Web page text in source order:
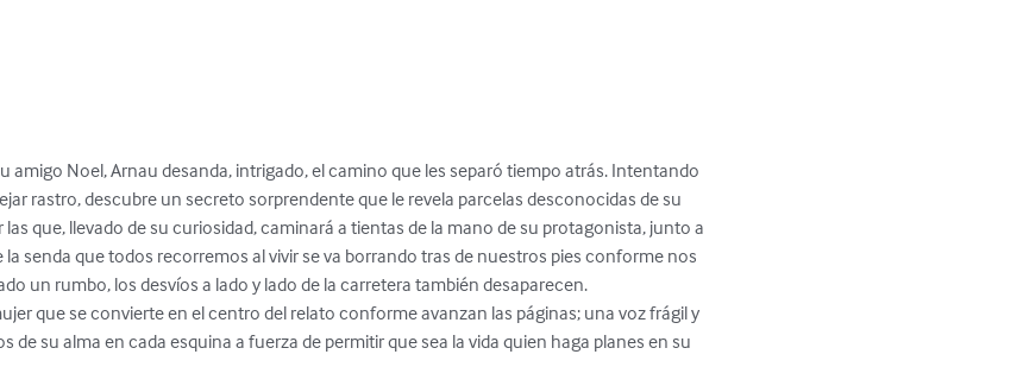
amigo Noel, Arnau desanda, intrigado, el camino que les separó tiempo atrás. Intentando
rastro, descubre un secreto sorprendente que le revela parcelas desconocidas de su
que, llevado de su curiosidad, caminará a tientas de la mano de su protagonista, junto a
la senda que todos recorremos al vivir se va borrando tras de nuestros pies conforme nos
un rumbo, los desvíos a lado y lado de la carretera también desaparecen.
que se convierte en el centro del relato conforme avanzan las páginas; una voz frágil y
de su alma en cada esquina a fuerza de permitir que sea la vida quien haga planes en su